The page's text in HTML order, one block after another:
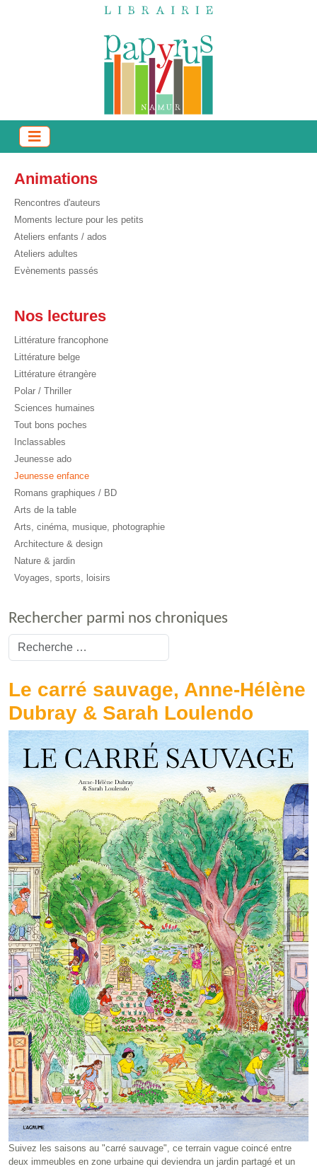
Animations
Rencontres d'auteurs
Moments lecture pour les petits
Ateliers enfants / ados
Ateliers adultes
Evènements passés
Nos lectures
Littérature francophone
Littérature belge
Littérature étrangère
Polar / Thriller
Sciences humaines
Tout bons poches
Inclassables
Jeunesse ado
Jeunesse enfance
Romans graphiques / BD
Arts de la table
Arts, cinéma, musique, photographie
Architecture & design
Nature & jardin
Voyages, sports, loisirs
Rechercher parmi nos chroniques
Valider
Le carré sauvage, Anne-Hélène
Dubray & Sarah Loulendo
Suivez les saisons au "carré sauvage", ce terrain vague coincé entre
deux immeubles en zone urbaine qui deviendra un jardin partagé et un